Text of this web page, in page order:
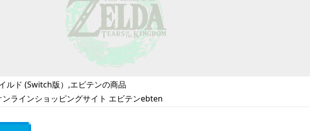
ルド (Switch版）,エビテンの商品
ラインショッピングサイト エビテンebten